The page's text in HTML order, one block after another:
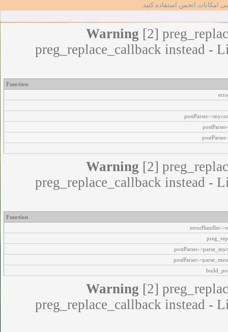
امکانات انجمن استفاده کنید.
Warning [2]
preg_replace_callback instead -
Function
postParser-
Warning [2]
preg_replace_callback instead -
Function
errorHandler-
postParser-
postParser-
Warning [2]
preg_replace_callback instead -